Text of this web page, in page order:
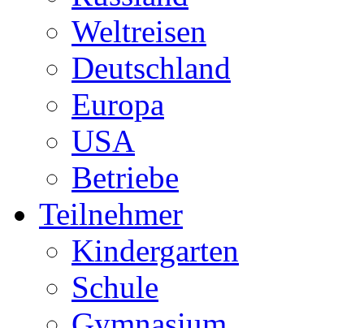
Weltreisen
Deutschland
Europa
USA
Betriebe
Teilnehmer
Kindergarten
Schule